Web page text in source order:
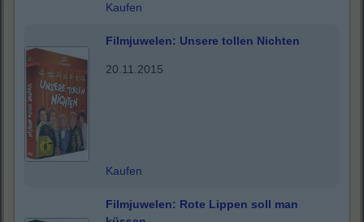
Kaufen
Filmjuwelen: Unsere tollen Nichten
20.11.2015
Kaufen
Filmjuwelen: Rote Lippen soll man